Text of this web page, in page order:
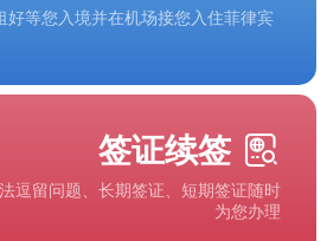
好等您入境并在机场接您入住菲律宾
签证续签
逗留问题、长期签证、短期签证随时
为您办理